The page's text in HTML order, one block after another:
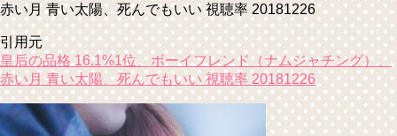
赤い月 青い太陽、死んでもいい 視聴率 20181226
引用元
皇后の品格 16.1%1位、ボーイフレンド（ナムジャチング）、
赤い月 青い太陽、死んでもいい 視聴率 20181226